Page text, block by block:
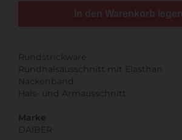
In den Warenkorb legen
Rundstrickware
Rundhalsausschnitt mit Elasthan
Nackenband
Hals- und Armausschnitt
Marke
DAIBER